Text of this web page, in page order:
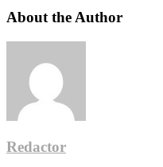
About the Author
Redactor